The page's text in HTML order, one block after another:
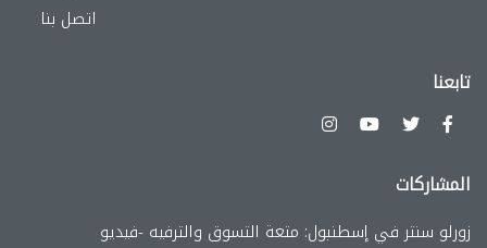
اتصل بنا
تابعنا
المشاركات
زورلو سنتر في إسطنبول: متعة التسوق والترفيه -فيديو